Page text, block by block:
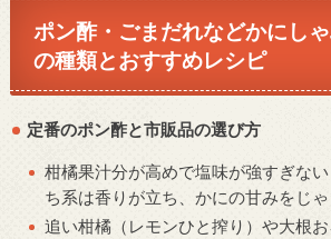
ポン酢・ごまだれなどかにし
の種類とおすすめレシピ
定番のポン酢と市販品の選び方
柑橘果汁分が高めで塩味が強すぎな
ち系は香りが立ち、かにの甘みをじゃ
追い柑橘（レモンひと搾り）や大根